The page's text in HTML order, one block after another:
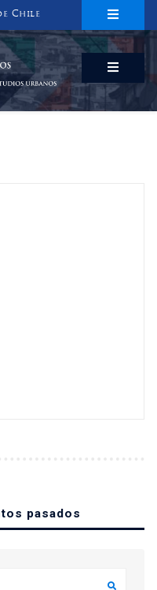
Chile
URBANOS
Y ESTUDIOS URBANOS
pasados